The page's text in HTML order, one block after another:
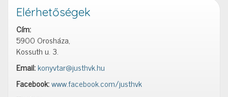
Elérhetőségek
Cím:
5900 Orosháza,
Kossuth u. 3.
Email:konyvtar@justhvk.hu
Facebook:www.facebook.com/justhvk